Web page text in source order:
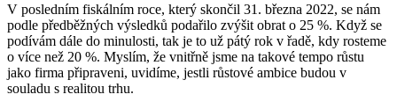
V posledním fiskálním roce, který skončil 31. března 2022, se nám
podle předběžných výsledků podařilo zvýšit obrat o 25 %. Když se
podívám dále do minulosti, tak je to už pátý rok v řadě, kdy rosteme
o více než 20 %. Myslím, že vnitřně jsme na takové tempo růstu
jako firma připraveni, uvidíme, jestli růstové ambice budou v
souladu s realitou trhu.